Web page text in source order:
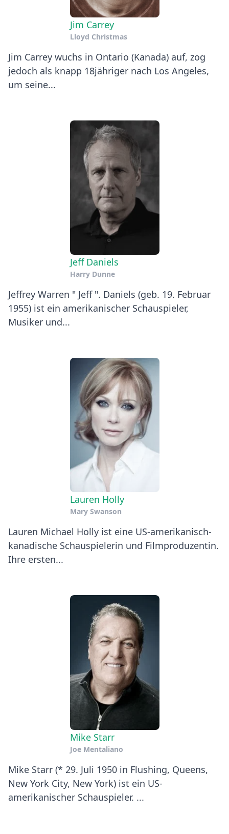
Jim Carrey
Lloyd Christmas
Jim Carrey wuchs in Ontario (Kanada) auf, zog
jedoch als knapp 18jähriger nach Los Angeles,
um seine...
Jeff Daniels
Harry Dunne
Jeffrey Warren " Jeff ". Daniels (geb. 19. Februar
1955) ist ein amerikanischer Schauspieler,
Musiker und...
Lauren Holly
Mary Swanson
Lauren Michael Holly ist eine US-amerikanisch-
kanadische Schauspielerin und Filmproduzentin.
Ihre ersten...
Mike Starr
Joe Mentaliano
Mike Starr (* 29. Juli 1950 in Flushing, Queens,
New York City, New York) ist ein US-
amerikanischer Schauspieler. ...